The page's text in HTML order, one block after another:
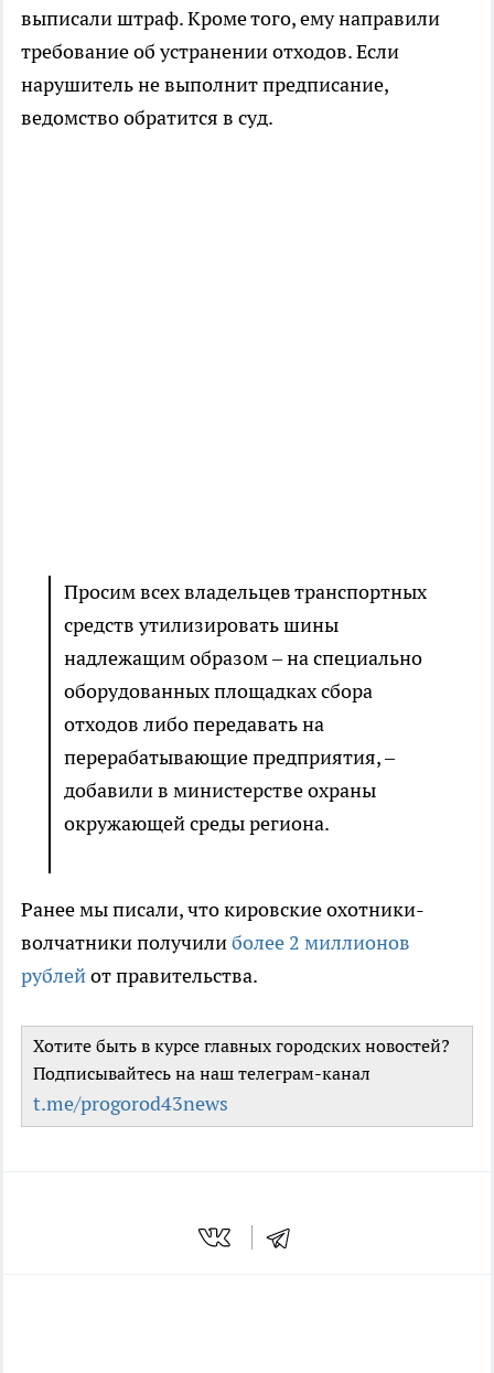
выписали штраф. Кроме того, ему направили
требование об устранении отходов. Если
нарушитель не выполнит предписание,
ведомство обратится в суд.
Просим всех владельцев транспортных
средств утилизировать шины
надлежащим образом – на специально
оборудованных площадках сбора
отходов либо передавать на
перерабатывающие предприятия, –
добавили в министерстве охраны
окружающей среды региона.
Ранее мы писали, что кировские охотники-
волчатники получилиболее 2 миллионов
рублейот правительства.
Хотите быть в курсе главных городских новостей?
Подписывайтесь на наш телеграм-канал
t.me/progorod43news